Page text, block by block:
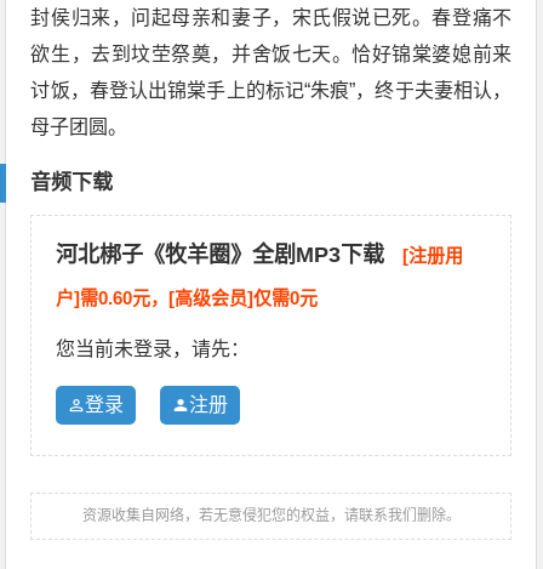
封侯归来，问起母亲和妻子，宋氏假说已死。春登痛不
欲生，去到坟茔祭奠，并舍饭七天。恰好锦棠婆媳前来
讨饭，春登认出锦棠手上的标记“朱痕”，终于夫妻相认，
母子团圆。
音频下载
河北梆子《牧羊圈》全剧MP3下载 [注册用
户]需0.60元，[高级会员]仅需0元
您当前未登录，请先：
登录 注册
资源收集自网络，若无意侵犯您的权益，请联系我们删除。